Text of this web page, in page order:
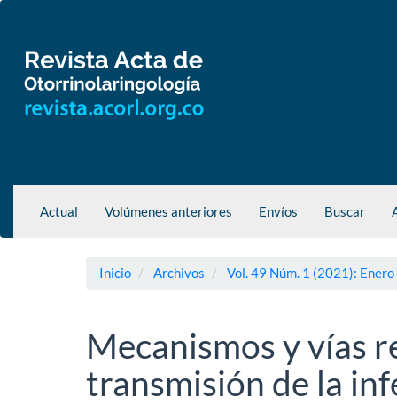
principal
Barra
lateral
Actual Volúmenes anteriores Envíos Buscar
Inicio Archivos Vol. 49 Núm. 1 (2021):
Mecanismos y vías
transmisión de la